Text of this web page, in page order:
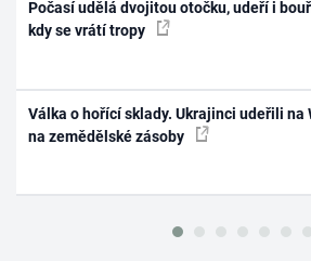
Počasí udělá dvojitou otočku, udeří i
kdy se vrátí tropy
Válka o hořící sklady. Ukrajinci udeřili na
na zemědělské zásoby